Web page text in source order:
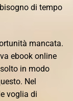
di tempo
mancata.
ebook online
in modo
Nel
voglia di